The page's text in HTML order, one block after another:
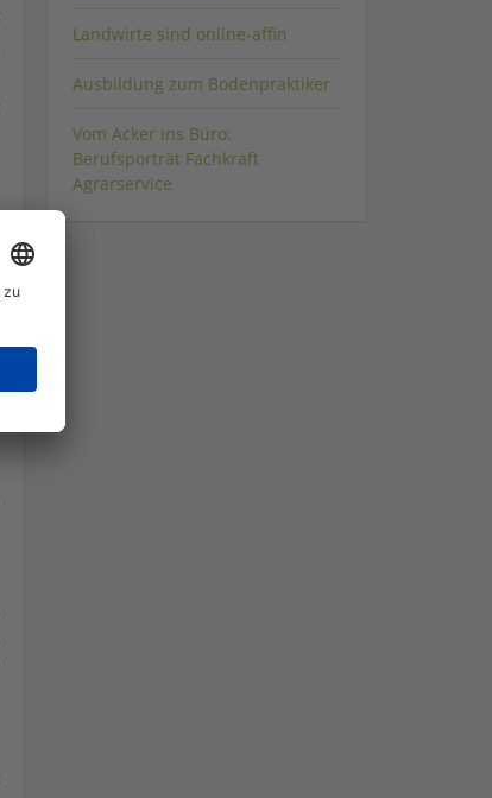
Landwirte sind online-affin
Ausbildung zum Bodenpraktiker
Vom Acker ins Büro:
Berufsporträt Fachkraft
Agrarservice